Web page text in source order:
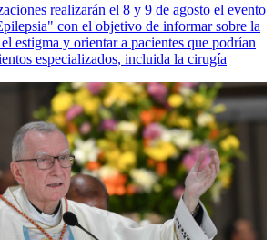
realizarán el 8 y 9 de agosto el evento
con el objetivo de informar sobre la
estigma y orientar a pacientes que podrían
especializados, incluida la cirugía